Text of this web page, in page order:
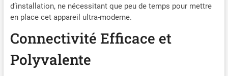
Carplay prend en charge la
fonction de liaison de
duplication de smartphone
pour iOS et Android, de
d’installation, ne nécessitant que peu de temps pour mettre
en place cet appareil ultra-moderne.
Connectivité Efficace et
Polyvalente